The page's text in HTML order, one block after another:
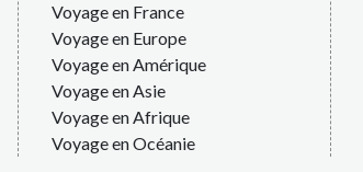
Voyage en France
Voyage en Europe
Voyage en Amérique
Voyage en Asie
Voyage en Afrique
Voyage en Océanie